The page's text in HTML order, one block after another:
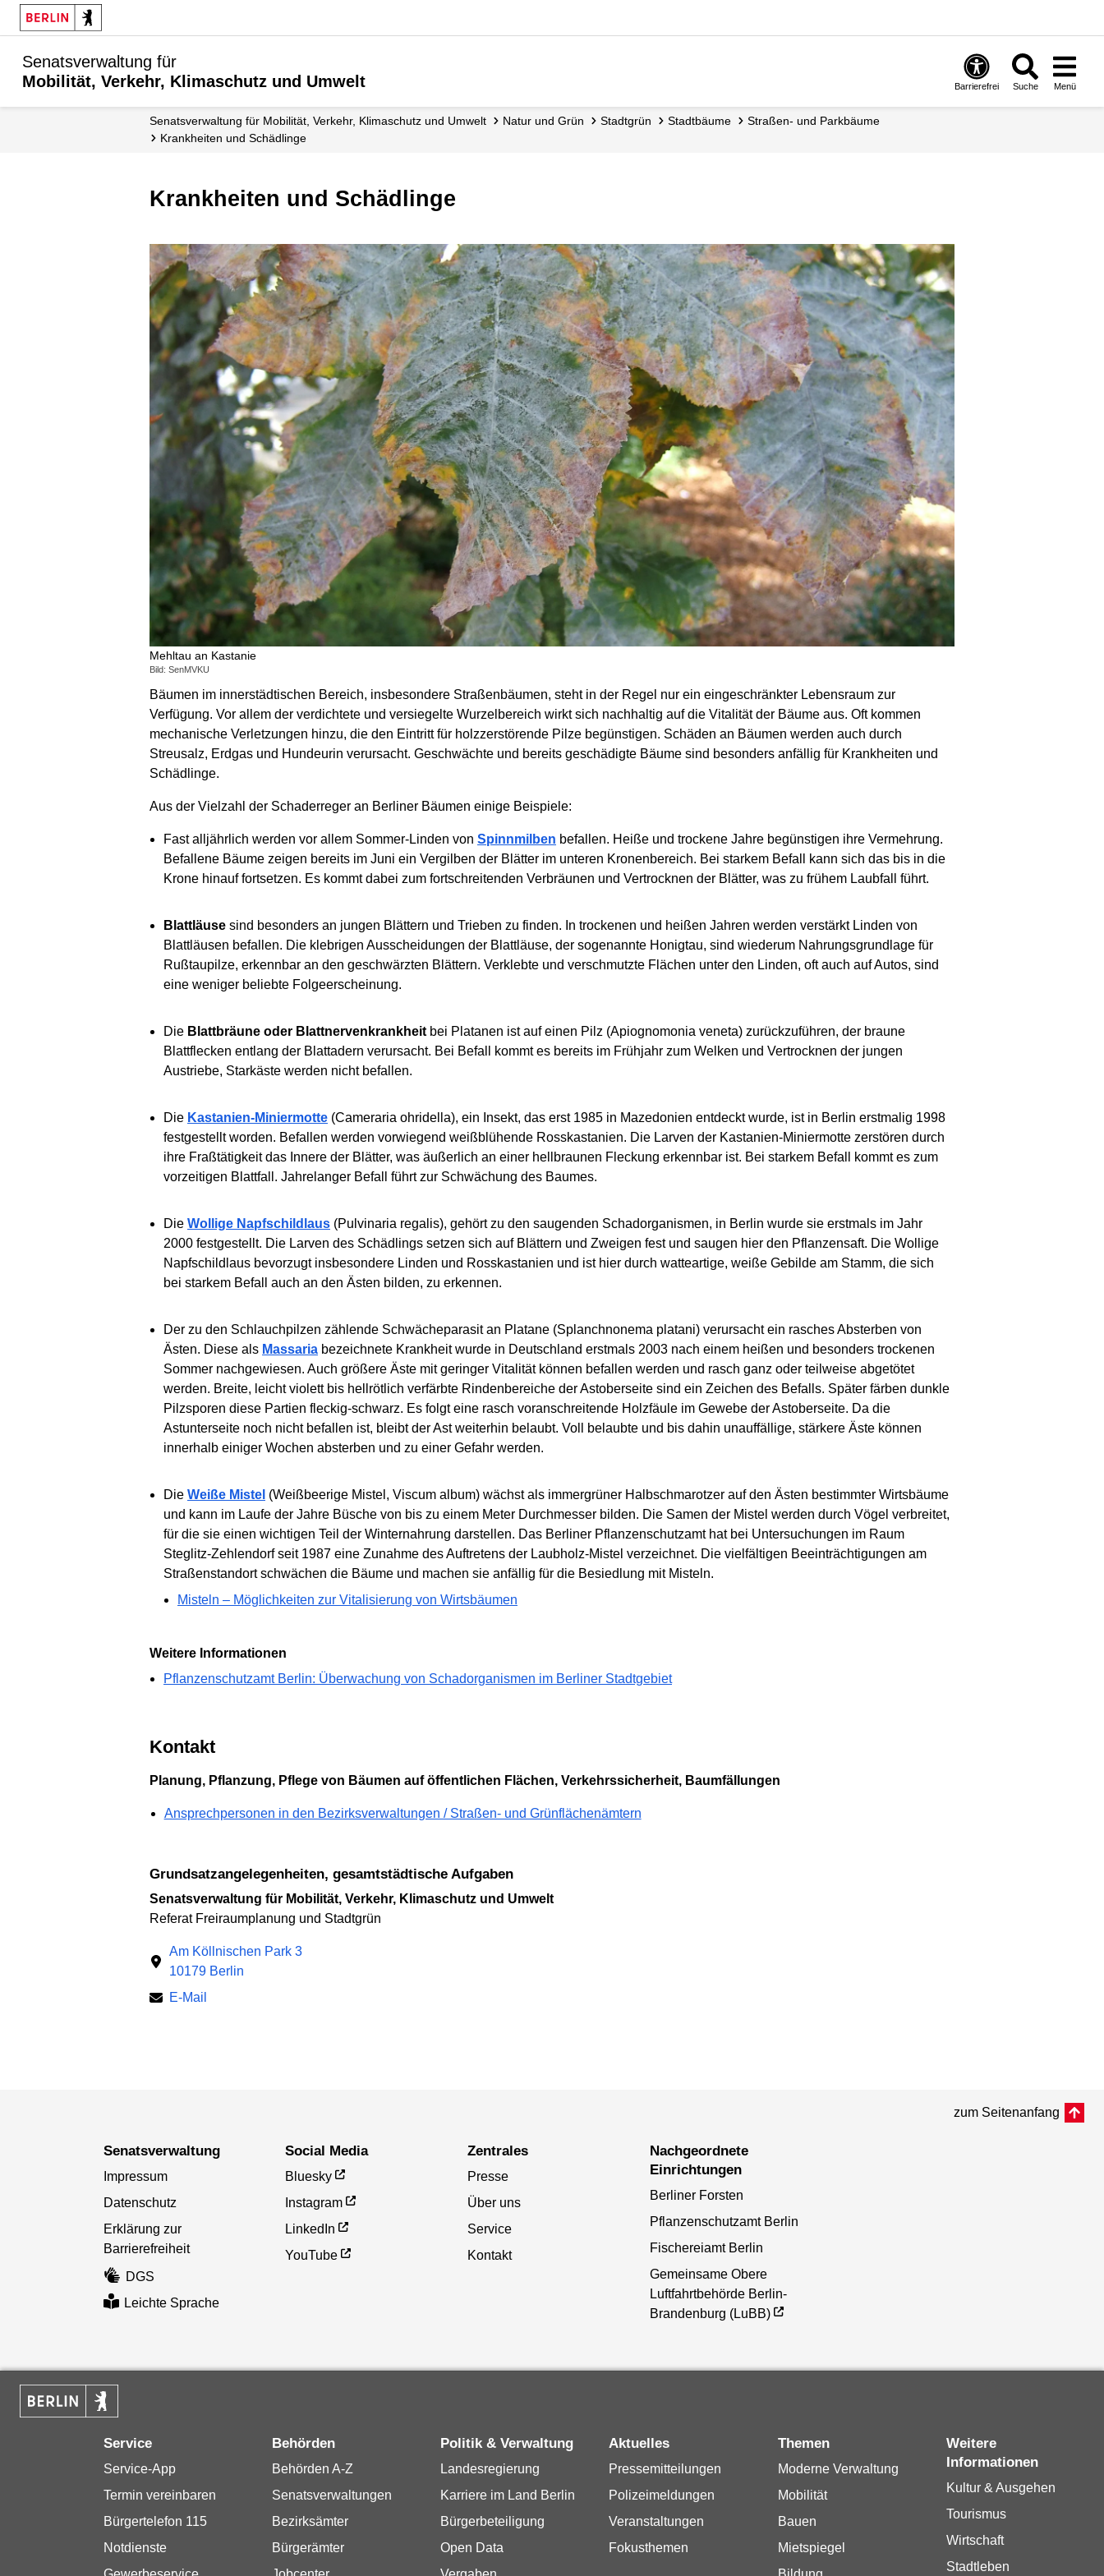
Senatsverwaltung für
Mobilität, Verkehr, Klimaschutz und Umwelt
Barrierefrei Suche Menü
Senatsverwaltung für Mobilität, Verkehr, Klimaschutz und Umwelt Natur und Grün Stadtgrün Stadtbäume
Straßen- und Parkbäume
Krankheiten und Schädlinge
Krankheiten und Schädlinge
Mehltau an Kastanie
Bild: SenMVKU
Bäumen im innerstädtischen Bereich, insbesondere Straßenbäumen, steht in der Regel nur ein eingeschränkter Lebensraum zur
Verfügung. Vor allem der verdichtete und versiegelte Wurzelbereich wirkt sich nachhaltig auf die Vitalität der Bäume aus. Oft kommen
mechanische Verletzungen hinzu, die den Eintritt für holzzerstörende Pilze begünstigen. Schäden an Bäumen werden auch durch
Streusalz, Erdgas und Hundeurin verursacht. Geschwächte und bereits geschädigte Bäume sind besonders anfällig für Krankheiten und
Schädlinge.
Aus der Vielzahl der Schaderreger an Berliner Bäumen einige Beispiele:
Fast alljährlich werden vor allem Sommer-Linden von Spinnmilben befallen. Heiße und trockene Jahre begünstigen ihre Vermehrung.
Befallene Bäume zeigen bereits im Juni ein Vergilben der Blätter im unteren Kronenbereich. Bei starkem Befall kann sich das bis in die
Krone hinauf fortsetzen. Es kommt dabei zum fortschreitenden Verbräunen und Vertrocknen der Blätter, was zu frühem Laubfall führt.
Blattläuse sind besonders an jungen Blättern und Trieben zu finden. In trockenen und heißen Jahren werden verstärkt Linden von
Blattläusen befallen. Die klebrigen Ausscheidungen der Blattläuse, der sogenannte Honigtau, sind wiederum Nahrungsgrundlage für
Rußtaupilze, erkennbar an den geschwärzten Blättern. Verklebte und verschmutzte Flächen unter den Linden, oft auch auf Autos, sind
eine weniger beliebte Folgeerscheinung.
Die Blattbräune oder Blattnervenkrankheit bei Platanen ist auf einen Pilz (Apiognomonia veneta) zurückzuführen, der braune
Blattflecken entlang der Blattadern verursacht. Bei Befall kommt es bereits im Frühjahr zum Welken und Vertrocknen der jungen
Austriebe, Starkäste werden nicht befallen.
Die Kastanien-Miniermotte (Cameraria ohridella), ein Insekt, das erst 1985 in Mazedonien entdeckt wurde, ist in Berlin erstmalig 1998
festgestellt worden. Befallen werden vorwiegend weißblühende Rosskastanien. Die Larven der Kastanien-Miniermotte zerstören durch
ihre Fraßtätigkeit das Innere der Blätter, was äußerlich an einer hellbraunen Fleckung erkennbar ist. Bei starkem Befall kommt es zum
vorzeitigen Blattfall. Jahrelanger Befall führt zur Schwächung des Baumes.
Die Wollige Napfschildlaus (Pulvinaria regalis), gehört zu den saugenden Schadorganismen, in Berlin wurde sie erstmals im Jahr
2000 festgestellt. Die Larven des Schädlings setzen sich auf Blättern und Zweigen fest und saugen hier den Pflanzensaft. Die Wollige
Napfschildlaus bevorzugt insbesondere Linden und Rosskastanien und ist hier durch watteartige, weiße Gebilde am Stamm, die sich
bei starkem Befall auch an den Ästen bilden, zu erkennen.
Der zu den Schlauchpilzen zählende Schwächeparasit an Platane (Splanchnonema platani) verursacht ein rasches Absterben von
Ästen. Diese als Massaria bezeichnete Krankheit wurde in Deutschland erstmals 2003 nach einem heißen und besonders trockenen
Sommer nachgewiesen. Auch größere Äste mit geringer Vitalität können befallen werden und rasch ganz oder teilweise abgetötet
werden. Breite, leicht violett bis hellrötlich verfärbte Rindenbereiche der Astoberseite sind ein Zeichen des Befalls. Später färben dunkle
Pilzsporen diese Partien fleckig-schwarz. Es folgt eine rasch voranschreitende Holzfäule im Gewebe der Astoberseite. Da die
Astunterseite noch nicht befallen ist, bleibt der Ast weiterhin belaubt. Voll belaubte und bis dahin unauffällige, stärkere Äste können
innerhalb einiger Wochen absterben und zu einer Gefahr werden.
Die Weiße Mistel (Weißbeerige Mistel, Viscum album) wächst als immergrüner Halbschmarotzer auf den Ästen bestimmter Wirtsbäume
und kann im Laufe der Jahre Büsche von bis zu einem Meter Durchmesser bilden. Die Samen der Mistel werden durch Vögel verbreitet,
für die sie einen wichtigen Teil der Winternahrung darstellen. Das Berliner Pflanzenschutzamt hat bei Untersuchungen im Raum
Steglitz-Zehlendorf seit 1987 eine Zunahme des Auftretens der Laubholz-Mistel verzeichnet. Die vielfältigen Beeinträchtigungen am
Straßenstandort schwächen die Bäume und machen sie anfällig für die Besiedlung mit Misteln.
Misteln – Möglichkeiten zur Vitalisierung von Wirtsbäumen
Weitere Informationen
Pflanzenschutzamt Berlin: Überwachung von Schadorganismen im Berliner Stadtgebiet
Kontakt
Planung, Pflanzung, Pflege von Bäumen auf öffentlichen Flächen, Verkehrssicherheit, Baumfällungen
Ansprechpersonen in den Bezirksverwaltungen / Straßen- und Grünflächenämtern
Grundsatz­angelegenheiten, gesamtstädtische Aufgaben
Senatsverwaltung für Mobilität, Verkehr, Klimaschutz und Umwelt
Referat Freiraumplanung und Stadtgrün
Am Köllnischen Park 3
10179 Berlin
E-Mail
zum Seitenanfang
Senatsverwaltung
Impressum
Datenschutz
Erklärung zur
Barrierefreiheit
DGS
Leichte Sprache
Social Media
Bluesky
Instagram
LinkedIn
YouTube
Zentrales
Presse
Über uns
Service
Kontakt
Nachgeordnete
Einrichtungen
Berliner Forsten
Pflanzenschutzamt Berlin
Fischereiamt Berlin
Gemeinsame Obere
Luftfahrtbehörde Berlin-
Brandenburg (LuBB)
Service
Service-App
Termin vereinbaren
Bürgertelefon 115
Notdienste
Behörden
Behörden A-Z
Senatsverwaltungen
Bezirksämter
Bürgerämter
Politik & Verwaltung
Landesregierung
Karriere im Land Berlin
Bürgerbeteiligung
Open Data
Aktuelles
Pressemitteilungen
Polizeimeldungen
Veranstaltungen
Fokusthemen
Themen
Moderne Verwaltung
Mobilität
Bauen
Mietspiegel
Weitere
Informationen
Kultur & Ausgehen
Tourismus
Wirtschaft
Stadtleben